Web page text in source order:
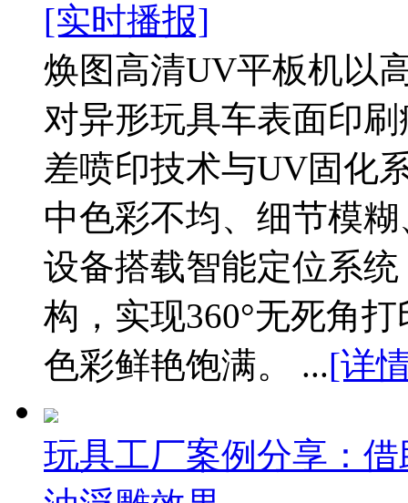
[实时播报]
焕图高清UV平板机以
对异形玩具车表面印
差喷印技术与UV固化
中色彩不均、细节模
设备搭载智能定位系
构，实现360°无死角
色彩鲜艳饱满。 ...[详
玩具工厂案例分享：